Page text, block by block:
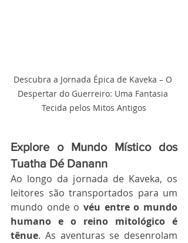
Descubra a Jornada Épica de Kaveka – O
Despertar do Guerreiro: Uma Fantasia
Tecida pelos Mitos Antigos
Explore o Mundo Místico dos
Tuatha Dé Danann
Ao longo da jornada de Kaveka, os
leitores são transportados para um
mundo onde o véu entre o mundo
humano e o reino mitológico é
tênue. As aventuras se desenrolam